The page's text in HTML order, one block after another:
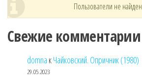
Пользователи не
Свежие комментарии
domna кЧайковский. Опричник (1980)
29.05.2023